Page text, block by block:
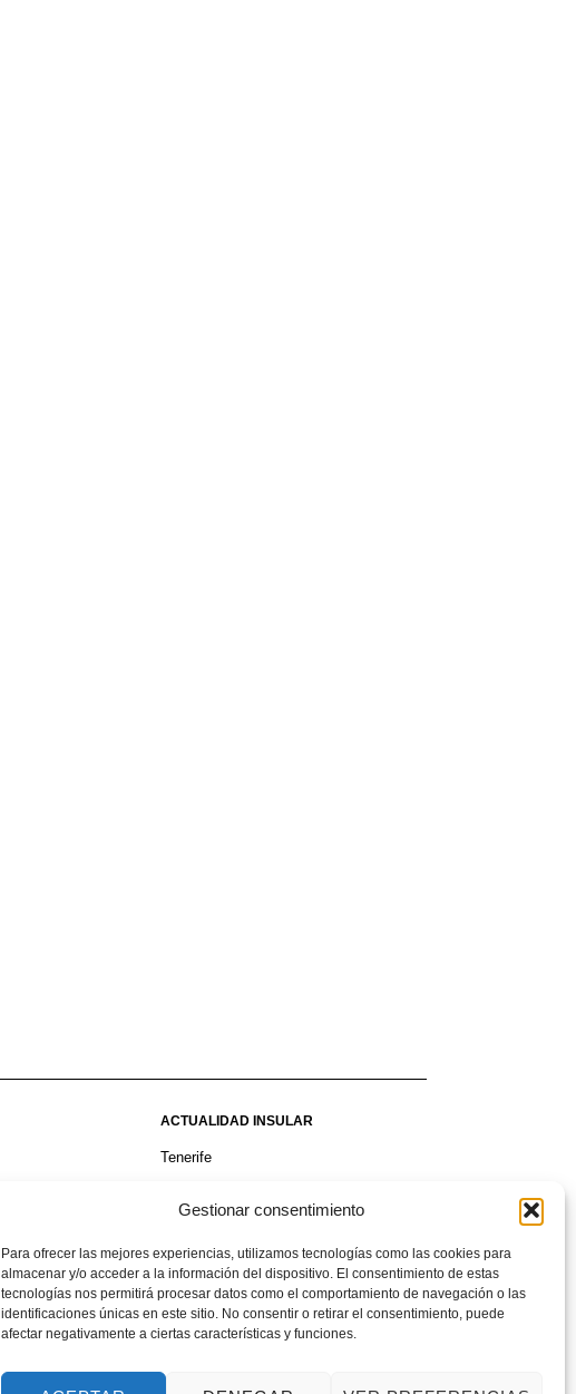
Gestionar consentimiento
Para ofrecer las mejores experiencias, utilizamos tecnologías como las cookies para
almacenar y/o acceder a la información del dispositivo. El consentimiento de estas
tecnologías nos permitirá procesar datos como el comportamiento de navegación o las
identificaciones únicas en este sitio. No consentir o retirar el consentimiento, puede
afectar negativamente a ciertas características y funciones.
ACTUALIDAD INSULAR
Tenerife
Fuerteventura
La Gomera
Lanzarote